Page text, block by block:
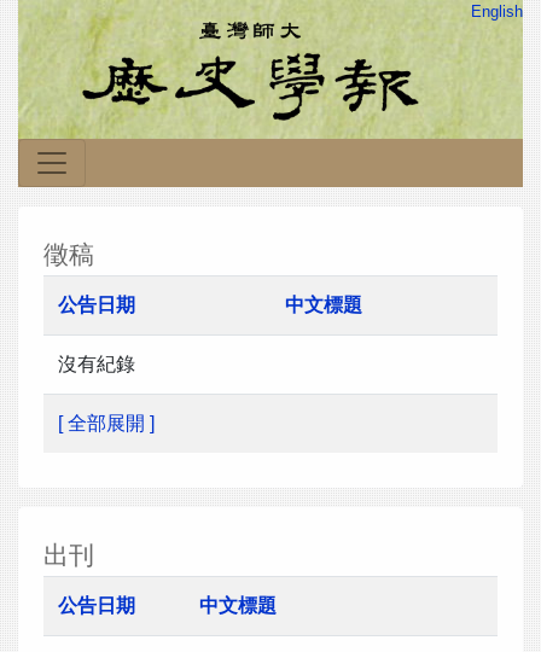
English
徵稿
公告日期 中文標題
沒有紀錄
[ 全部展開 ]
出刊
公告日期 中文標題